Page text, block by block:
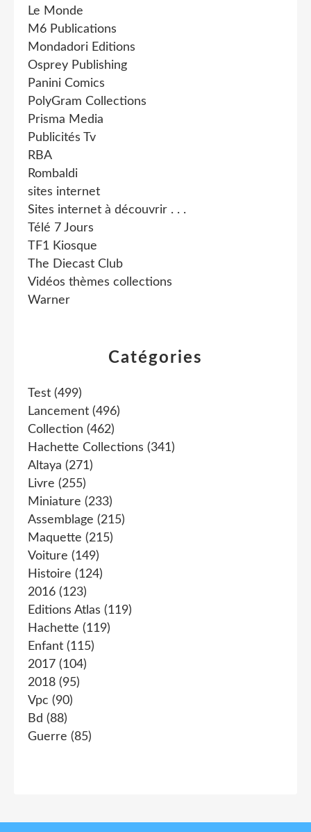
Catégories
Test (499)
Lancement (496)
Collection (462)
Hachette Collections (341)
Altaya (271)
Livre (255)
Miniature (233)
Assemblage (215)
Maquette (215)
Voiture (149)
Histoire (124)
2016 (123)
Editions Atlas (119)
Hachette (119)
Enfant (115)
2017 (104)
2018 (95)
Vpc (90)
Bd (88)
Guerre (85)
Le Monde
M6 Publications
Mondadori Editions
Osprey Publishing
Panini Comics
PolyGram Collections
Prisma Media
Publicités Tv
RBA
Rombaldi
sites internet
Sites internet à découvrir . . .
Télé 7 Jours
TF1 Kiosque
The Diecast Club
Vidéos thèmes collections
Warner